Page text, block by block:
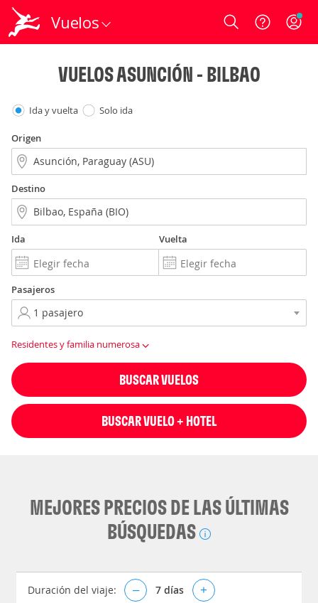
Vuelos Login
VUELOS ASUNCIÓN - BILBAO
Ida y vuelta Solo ida
Origen
Destino
Ida Vuelta
Pasajeros
Residentes y familia numerosa
BUSCAR VUELOS
BUSCAR VUELO + HOTEL
MEJORES PRECIOS DE LAS ÚLTIMAS
BÚSQUEDAS
Duración del viaje: – 7 días +